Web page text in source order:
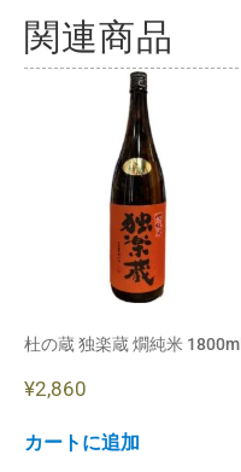
関連商品
杜の蔵 独楽蔵 燗純米 1800ml
¥2,860
カートに追加